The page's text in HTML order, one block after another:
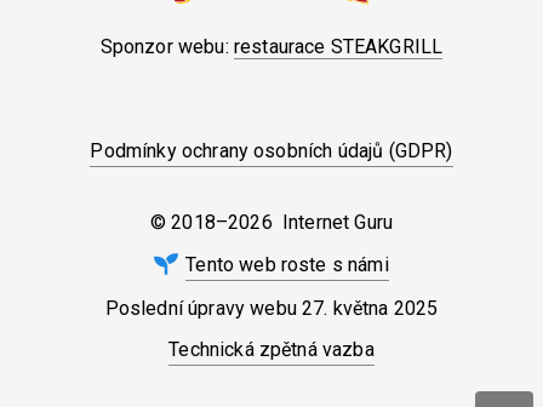
Sponzor webu: restaurace STEAKGRILL
Podmínky ochrany osobních údajů (GDPR)
© 2018–2026 Internet Guru
Tento web roste s námi
Poslední úpravy webu 27. května 2025
Technická zpětná vazba